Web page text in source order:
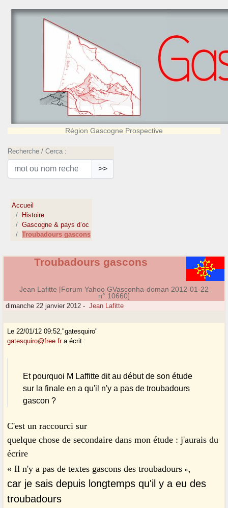
Région Gascogne Prospective
Recherche / Cerca :
>>
Accueil
Histoire
Gascogne & pays d’oc
Troubadours gascons
Troubadours gascons
Jean Lafitte [Forum Yahoo GVasconha-doman 2012-01-22
n° 10660]
dimanche 22 janvier 2012 - Jean Lafitte
Le 22/01/12 09:52,"gatesquiro"
gatesquiro@free.fra écrit :
Et pourquoi M Laffitte dit au début de son étude
sur la finale en a qu'il n'y a pas de troubadours
gascon ?
C'est un raccourci sur
quelque chose de secondaire dans mon étude : j'aurais du
écrire
« Il n'y a pas de textes gascons des troubadours »,
car je sais depuis longtemps qu'il y a eu des
troubadours